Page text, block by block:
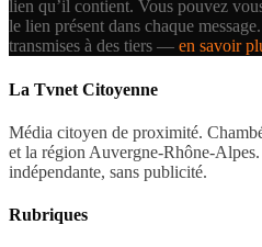
lien qu’il contient. Vous pouvez
le lien présent dans chaque
transmises à des tiers — en savoir
La Tvnet Citoyenne
Média citoyen de proximité.
et la région Auvergne-Rhône-
indépendante, sans publicité.
Rubriques